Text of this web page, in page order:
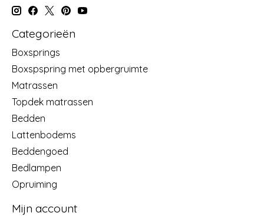
Categorieën
Boxsprings
Boxspspring met opbergruimte
Matrassen
Topdek matrassen
Bedden
Lattenbodems
Beddengoed
Bedlampen
Opruiming
Mijn account